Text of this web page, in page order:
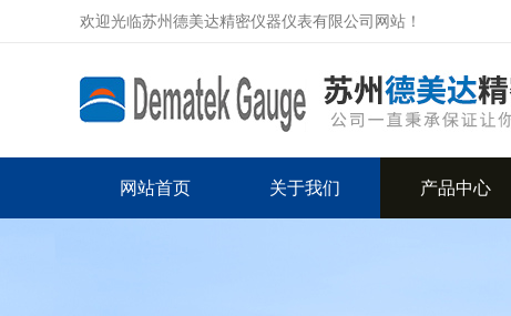
欢迎光临苏州德美达精密仪器仪表有限公司网站！
网站首页 关于我们 产品中心